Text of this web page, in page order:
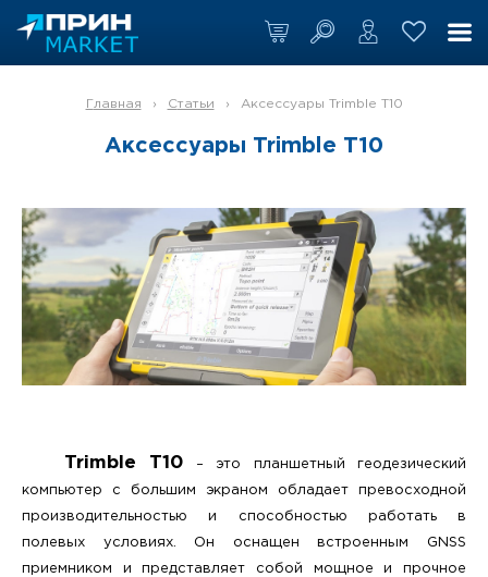
Главная › Статьи › Аксессуары Trimble T10
Аксессуары Trimble T10
Trimble T10 – это планшетный геодезический
компьютер с большим экраном обладает превосходной
производительностью и способностью работать в
полевых условиях. Он оснащен встроенным GNSS
приемником и представляет собой мощное и прочное